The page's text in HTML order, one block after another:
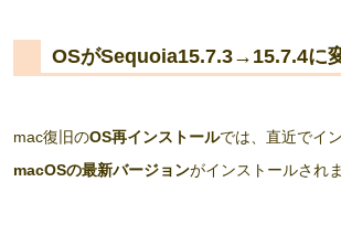
OSがSequoia15.7.3→15.7.4に
mac復旧のOS再インストールでは、直近でイ
macOSの最新バージョンがインストールされま